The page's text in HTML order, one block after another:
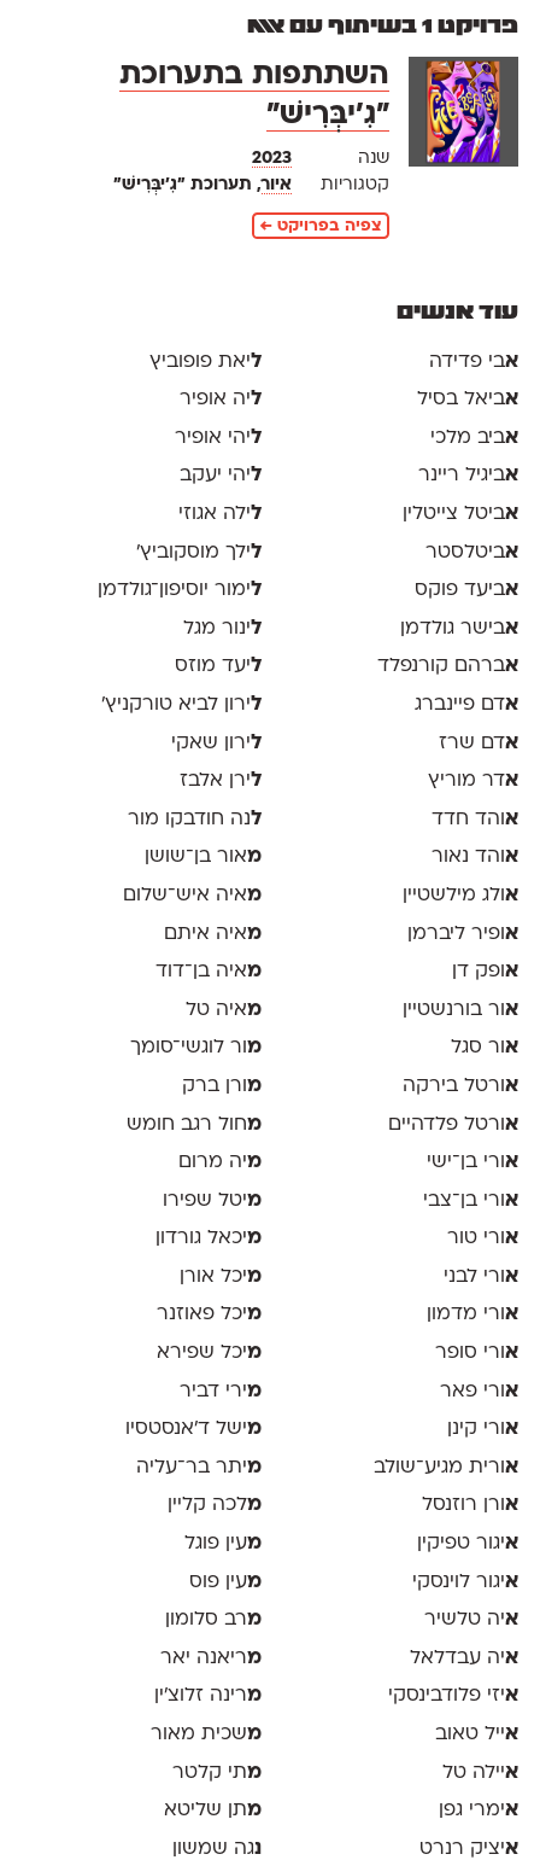
פרויקט 1 בשיתוף עם אאא
השתתפות בתערוכת
״גִ׳יבְּרִישׁ״
שנה
2023
קטגוריות
איור, תערוכת ״גִ׳יבְּרִישׁ״
צפיה בפרויקט ←
עוד אנשים
אבי פדידה
אביאל בסיל
אביב מלכי
אביגיל ריינר
אביטל צייטלין
אביטלסטר
אביעד פוקס
אבישר גולדמן
אברהם קורנפלד
אדם פיינברג
אדם שרז
אדר מוריץ
אוהד חדד
אוהד נאור
אולג מילשטיין
אופיר ליברמן
אופק דן
אור בורנשטיין
אור סגל
אורטל בירקה
אורטל פלדהיים
אורי בן־ישי
אורי בן־צבי
אורי טור
אורי לבני
אורי מדמון
אורי סופר
אורי פאר
אורי קינן
אורית מגיע־שולב
אורן רוזנסל
איגור טפיקין
איגור לוינסקי
איה טלשיר
איה עבדלאל
איזי פלודבינסקי
אייל טאוב
איילה טל
אימרי גפן
איציק רנרט
ליאת פופוביץ
ליה אופיר
ליהי אופיר
ליהי יעקב
לילה אגוזי
לילך מוסקוביץ'
לימור יוסיפון־גולדמן
לינור מגל
ליעד מוזס
לירון לביא טורקניץ׳
לירון שאקי
לירן אלבז
לנה חודבקו מור
מאור בן־שושן
מאיה איש־שלום
מאיה איתם
מאיה בן־דוד
מאיה טל
מור לוגשי־סומך
מ ורן ברק
מחול רגב חומש
מיה מרום
מיטל שפירו
מיכאל גורדון
מיכל אורן
מיכל פאוזנר
מיכל שפירא
מירי דביר
מישל ד׳אנסטסיו
מיתר בר־עליה
מלכה קליין
מעין פוגל
מעין פוס
מרב סלומון
מריאנה יאר
מרינה זלוצ׳ין
משכית מאור
מתי קלטר
מתן שליטא
נגה שמשון